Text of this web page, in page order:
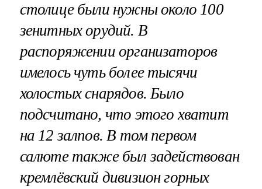
столице были нужны около 100
зенитных орудий. В
распоряжении организаторов
имелось чуть более тысячи
холостых снарядов. Было
подсчитано, что этого хватит
на 12 залпов. В том первом
салюте также был задействован
кремлёвский дивизион горных